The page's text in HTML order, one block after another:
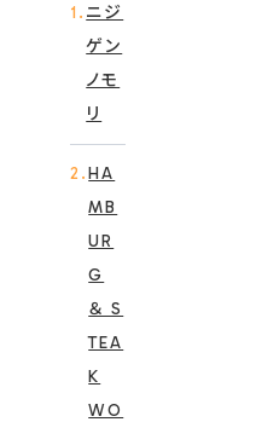
1. ニジ
ゲン
ノモ
リ
2.HA
MB
UR
G
＆ S
TEA
K
WO